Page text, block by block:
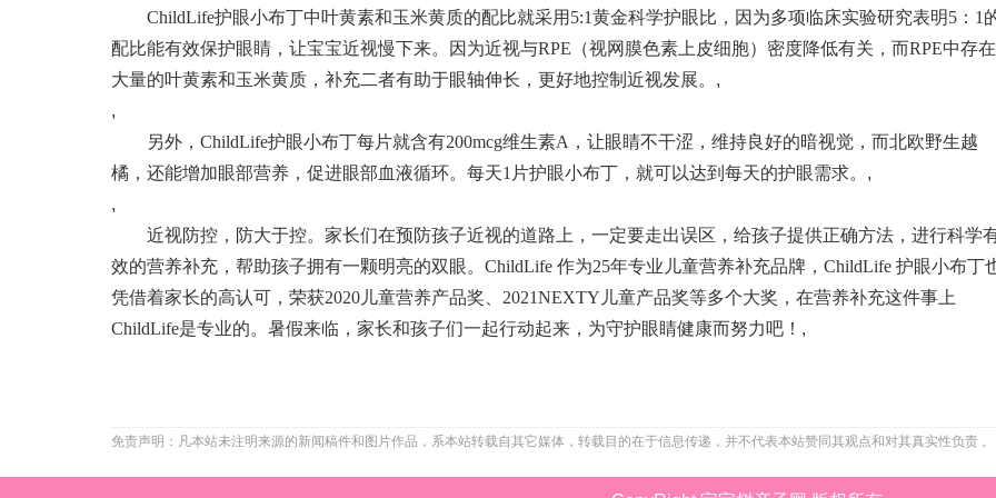
ChildLife护眼小布丁中叶黄素和玉米黄质的配比就采用5:1黄金科学护眼比，因为多项临床实验研究表明5：1
配比能有效保护眼睛，让宝宝近视慢下来。因为近视与RPE（视网膜色素上皮细胞）密度降低有关，而RPE中存在
大量的叶黄素和玉米黄质，补充二者有助于眼轴伸长，更好地控制近视发展。 ,
,
另外，ChildLife护眼小布丁每片就含有200mcg维生素A，让眼睛不干涩，维持良好的暗视觉，而北欧野生越
橘，还能增加眼部营养，促进眼部血液循环。每天1片护眼小布丁，就可以达到每天的护眼需求。 ,
,
近视防控，防大于控。家长们在预防孩子近视的道路上，一定要走出误区，给孩子提供正确方法，进行科学
效的营养补充，帮助孩子拥有一颗明亮的双眼。ChildLife 作为25年专业儿童营养补充品牌，ChildLife 护眼小布丁
凭借着家长的高认可，荣获2020儿童营养产品奖、2021NEXTY儿童产品奖等多个大奖，在营养补充这件事上
ChildLife是专业的。暑假来临，家长和孩子们一起行动起来，为守护眼睛健康而努力吧！ ,
免责声明：凡本站未注明来源的新闻稿件和图片作品，系本站转载自其它媒体，转载目的在于信息传递，并不代表本站赞同其观点和对其真实性负责 。